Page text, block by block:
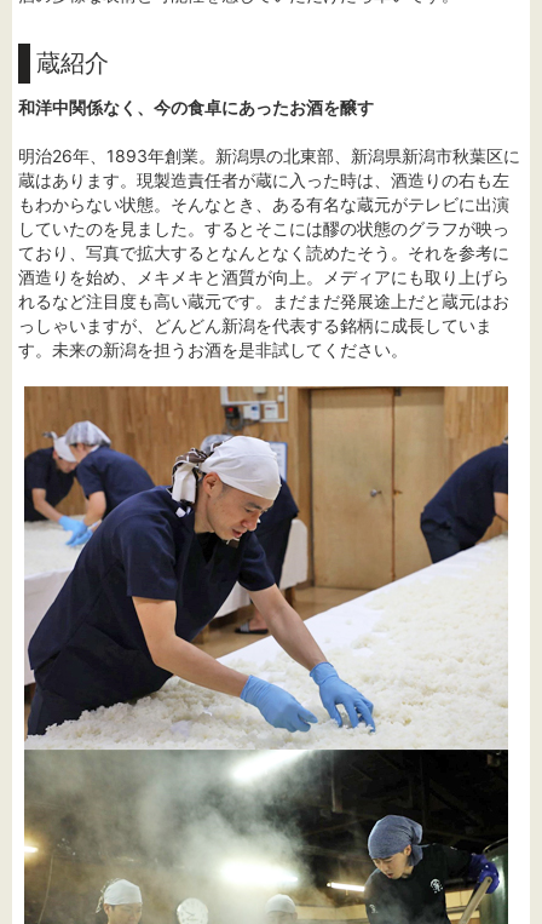
蔵紹介
和洋中関係なく、今の食卓にあったお酒を醸す
明治26年、1893年創業。新潟県の北東部、新潟県新潟市秋葉区に
蔵はあります。現製造責任者が蔵に入った時は、酒造りの右も左
もわからない状態。そんなとき、ある有名な蔵元がテレビに出演
していたのを見ました。するとそこには醪の状態のグラフが映っ
ており、写真で拡大するとなんとなく読めたそう。それを参考に
酒造りを始め、メキメキと酒質が向上。メディアにも取り上げら
れるなど注目度も高い蔵元です。まだまだ発展途上だと蔵元はお
っしゃいますが、どんどん新潟を代表する銘柄に成長していま
す。未来の新潟を担うお酒を是非試してください。